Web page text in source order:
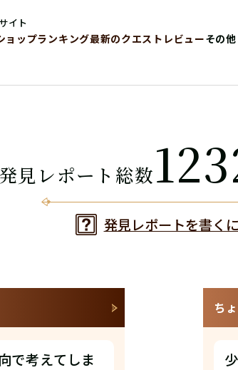
イト
ョップランキング最新のクエストレビューその他
発見レポート総数
発見レポートを書く
で考えてしま
ち